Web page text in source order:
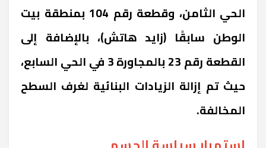
الحي الثامن، وقطعة رقم 104 بمنطقة بيت
الوطن سابقًا (زايد هاتش)، بالإضافة إلى
القطعة رقم 23 بالمجاورة 3 في الحي السابع،
حيث تم إزالة الزيادات البنائية لغرف السطح
المخالفة.